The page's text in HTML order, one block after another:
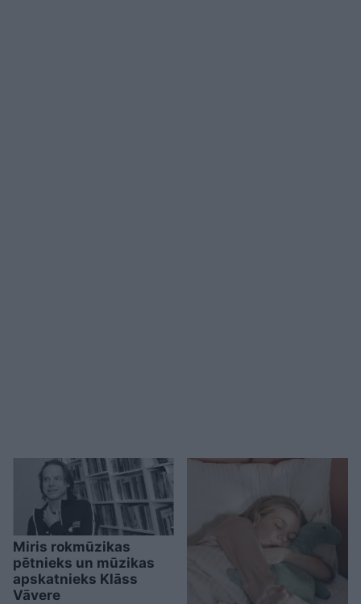
Miris rokmūzikas
pētnieks un mūzikas
apskatnieks Klāss
Vāvere